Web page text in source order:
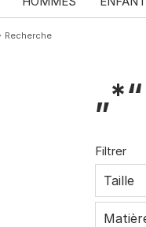
Recherche
Filtrer
Taille